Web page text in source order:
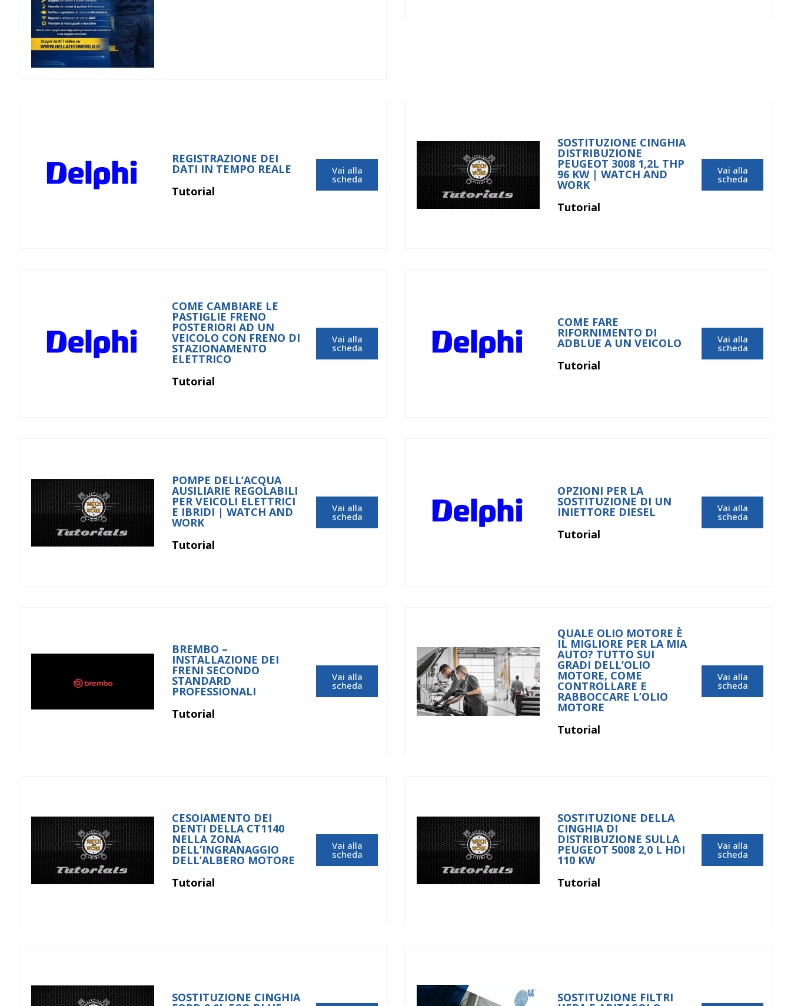
REGISTRAZIONE DEI
DATI IN TEMPO REALE
Tutorial
Vai alla
scheda
SOSTITUZIONE CINGHIA
DISTRIBUZIONE
PEUGEOT 3008 1,2L THP
96 KW | WATCH AND
WORK
Tutorial
Vai alla
scheda
COME CAMBIARE LE
PASTIGLIE FRENO
POSTERIORI AD UN
VEICOLO CON FRENO DI
STAZIONAMENTO
ELETTRICO
Tutorial
Vai alla
scheda
COME FARE
RIFORNIMENTO DI
ADBLUE A UN VEICOLO
Tutorial
Vai alla
scheda
POMPE DELL’ACQUA
AUSILIARIE REGOLABILI
PER VEICOLI ELETTRICI
E IBRIDI | WATCH AND
WORK
Tutorial
Vai alla
scheda
OPZIONI PER LA
SOSTITUZIONE DI UN
INIETTORE DIESEL
Tutorial
Vai alla
scheda
BREMBO –
INSTALLAZIONE DEI
FRENI SECONDO
STANDARD
PROFESSIONALI
Tutorial
Vai alla
scheda
QUALE OLIO MOTORE È
IL MIGLIORE PER LA MIA
AUTO? TUTTO SUI
GRADI DELL’OLIO
MOTORE, COME
CONTROLLARE E
RABBOCCARE L’OLIO
MOTORE
Tutorial
Vai alla
scheda
CESOIAMENTO DEI
DENTI DELLA CT1140
NELLA ZONA
DELL’INGRANAGGIO
DELL’ALBERO MOTORE
Tutorial
Vai alla
scheda
SOSTITUZIONE DELLA
CINGHIA DI
DISTRIBUZIONE SULLA
PEUGEOT 5008 2,0 L HDI
110 KW
Tutorial
Vai alla
scheda
SOSTITUZIONE CINGHIA SOSTITUZIONE FILTRI